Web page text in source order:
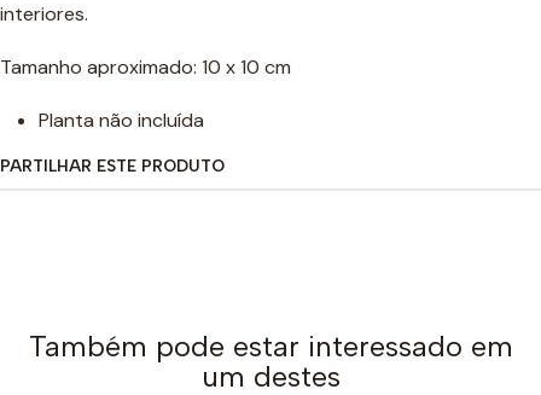
interiores.
Tamanho aproximado: 10 x 10 cm
Planta não incluída
PARTILHAR ESTE PRODUTO
Também pode estar interessado em
um destes